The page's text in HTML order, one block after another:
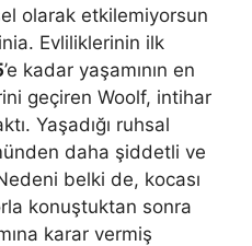
olarak etkilemiyorsun
Evliliklerinin ilk
’e kadar yaşamının en
geçiren Woolf, intihar
Yaşadığı ruhsal
daha şiddetli ve
belki de, kocası
konuştuktan sonra
karar vermiş